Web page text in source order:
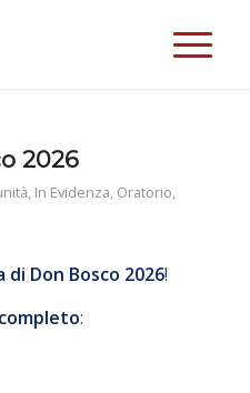
2026
, In Evidenza, Oratorio,
di Don Bosco 2026!
completo: